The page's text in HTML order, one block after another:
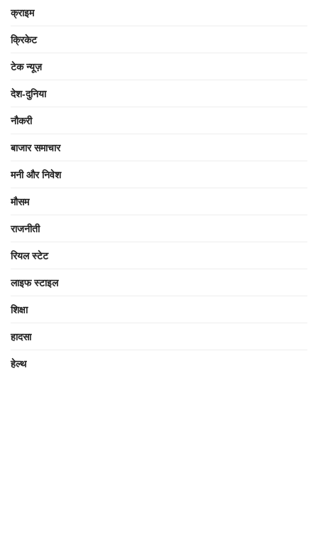
क्राइम
क्रिकेट
टेक न्यूज़
देश-दुनिया
नौकरी
बाजार समाचार
मनी और निवेश
मौसम
राजनीती
रियल स्टेट
लाइफ स्टाइल
शिक्षा
हादसा
हेल्थ